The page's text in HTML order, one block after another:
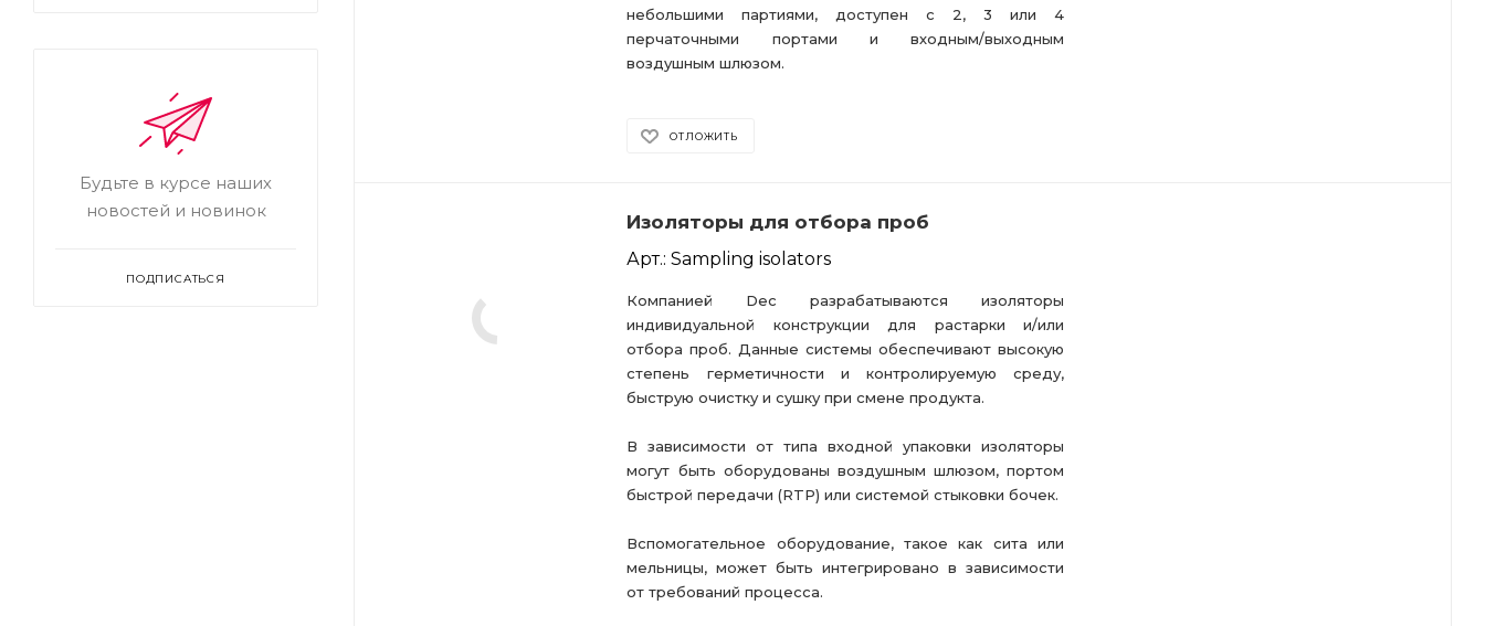
небольшими партиями, доступен с 2, 3 или 4
перчаточными портами и входным/выходным
воздушным шлюзом.
ОТЛОЖИТЬ
Изоляторы для отбора проб
Арт.: Sampling isolators
Компанией Dec разрабатываются изоляторы
индивидуальной конструкции для растарки и/или
отбора проб. Данные системы обеспечивают высокую
степень герметичности и контролируемую среду,
быструю очистку и сушку при смене продукта.
В зависимости от типа входной упаковки изоляторы
могут быть оборудованы воздушным шлюзом, портом
быстрой передачи (RTP) или системой стыковки бочек.
Вспомогательное оборудование, такое как сита или
мельницы, может быть интегрировано в зависимости
от требований процесса.
Будьте в курсе наших
новостей и новинок
ПОДПИСАТЬСЯ